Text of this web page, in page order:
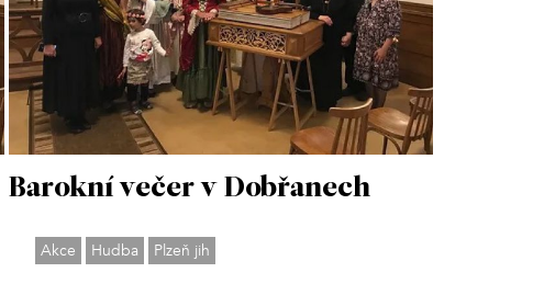
Barokní večer v Dobřanech
Akce Hudba Plzeň jih